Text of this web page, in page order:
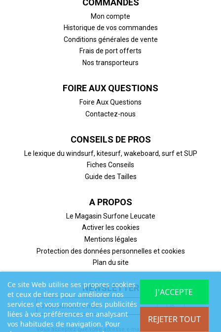
Mon compte
Historique de vos commandes
Conditions générales de vente
Frais de port offerts
Nos transporteurs
FOIRE AUX QUESTIONS
Foire Aux Questions
Contactez-nous
CONSEILS DE PROS
Le lexique du windsurf, kitesurf, wakeboard, surf et SUP
Fiches Conseils
Guide des Tailles
A PROPOS
Le Magasin Surfone Leucate
Activer les cookies
Mentions légales
Protection des données personnelles et cookies
Plan du site
NEWSLETTER
Vous acceptez que votre adresse e-mail soit utilisée
Ce site Web utilise ses propres cookies
et ceux de tiers pour améliorer nos
services et vous montrer des publicités
liées à vos préférences en analysant
vos habitudes de navigation. Pour
REJETER TOUT
J'ACCEPTE